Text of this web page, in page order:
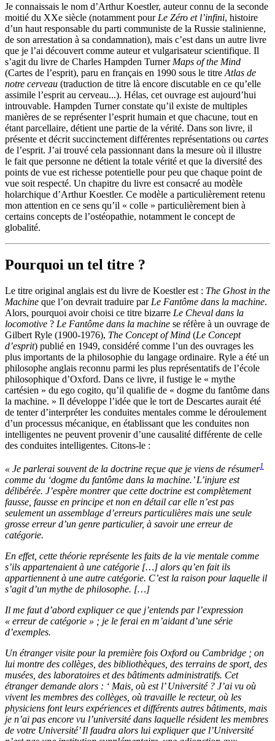
Je connaissais le nom d’Arthur Koestler, auteur connu de la seconde
moitié du XXe siècle (notamment pour Le Zéro et l’infini, histoire
d’un haut responsable du parti communiste de la Russie stalinienne,
de son arrestation à sa condamnation), mais c’est dans un autre livre
que je l’ai découvert comme auteuret vulgarisateurscientifique. Il
s’agit du livre de Charles Hampden Turner Maps of the Mind
(Cartes de l’esprit), paru en français en 1990 sous le titre Atlas de
notre cerveau (traduction de titre là encore discutable en ce qu’elle
assimile l’esprit au cerveau...). Hélas, cet ouvrage est aujourd’hui
introuvable. Hampden Turner constate qu’il existe de multiples
manières de se représenter l’esprit humain et que chacune, tout en
étant parcellaire, détient une partie de la vérité. Dans son livre, il
présente et décrit succinctement différentes représentations ou cartes
de l’esprit. J’ai trouvé cela passionnant dans la mesure où il illustre
le fait que personne ne détient la totale vérité et que la diversité des
points de vue est richesse potentielle pour peu que chaque point de
vue soit respecté. Un chapitre du livre est consacré au modèle
holarchique d’Arthur Koestler. Ce modèle a particulièrement retenu
mon attention en ce sens qu’il « colle » particulièrement bien à
certains concepts de l’ostéopathie, notamment le concept de
globalité.
Pourquoi un tel titre ?
Le titre original anglais est du livre de Koestler est : The Ghost in the
Machine que l’on devrait traduire par Le Fantôme dans la machine.
Alors, pourquoi avoir choisi ce titre bizarre Le Cheval dans la
locomotive ? Le Fantôme dans la machine se réfère à un ouvrage de
Gilbert Ryle (1900-1976), The Concept of Mind (Le Concept
d’esprit) publié en 1949, considéré comme l’un des ouvrages les
plus importants de la philosophie du langage ordinaire. Ryle a été un
philosophe anglais reconnu parmi les plus représentatifs de l’école
philosophique d’Oxford. Dans ce livre, il fustige le « mythe
cartésien » du ego cogito, qu’il qualifie de « dogme du fantôme dans
la machine. » Il développe l’idée que le tort de Descartes aurait été
de tenter d’interpréter les conduites mentales comme le déroulement
d’un processus mécanique, en établissant que les conduites non
intelligentes ne peuvent provenir d’une causalité différente de celle
des conduites intelligentes. Citons-le :
« Je parlerai souvent de la doctrine reçue que je viens de résumer1
comme du ‘dogme du fantôme dans la machine.’ L’injure est
délibérée. J’espère montrer que cette doctrine est complètement
fausse, fausse en principe et non en détail car elle n’est pas
seulement un assemblage d’erreurs particulières mais une seule
grosse erreur d’un genre particulier, à savoir une erreur de
catégorie.
En effet, cette théorie représente les faits de la vie mentale comme
s’ils appartenaient à une catégorie […] alors qu’en fait ils
appartiennent à une autre catégorie. C’est la raison pour laquelle il
s’agit d’un mythe de philosophe. […]
Il me faut d’abord expliquer ce que j’entends par l’expression
« erreur de catégorie » ; je le ferai en m’aidant d’une série
d’exemples.
Un étranger visite pour la première fois Oxford ou Cambridge ; on
lui montre des collèges, des bibliothèques, des terrains de sport, des
musées, des laboratoires et des bâtiments administratifs. Cet
étranger demande alors : ‘ Mais, où est l’ Université ? J’ai vu où
vivent les membres des collèges, où travaille le recteur, où les
physiciens font leurs expériences et différents autres bâtiments, mais
je n’ai pas encore vu l’université dans laquelle résident les membres
de votre Université’ Il faudra alors lui expliquer que l’Université